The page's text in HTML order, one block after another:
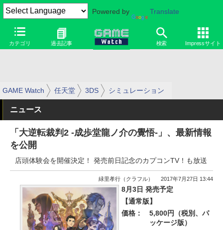
Powered by Translate
カテゴリ 過去記事 検索 Impressサイト
GAME Watch 任天堂 3DS シミュレーション
ニュース
「大逆転裁判2 -成歩堂龍ノ介の覺悟-」、最新情報
を公開
店頭体験会を開催決定！ 発売前日記念のカプコンTV！も放送
緑里孝行（クラフル） 2017年7月27日 13:44
8月3日 発売予定
【通常版】
価格：
5,800円（税別、パ
ッケージ版）